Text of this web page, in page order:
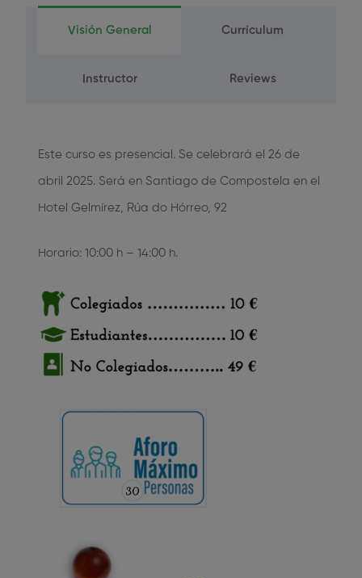
Superior en Higiene Dental a
formacion@formacion-hidegal.com
Visión General
Currículum
Instructor Reviews
Este curso es presencial. Se celebrará el 26 de
abril 2025. Será en Santiago de Compostela en el
Hotel Gelmírez, Rúa do Hórreo, 92
Horario: 10:00 h – 14:00 h.